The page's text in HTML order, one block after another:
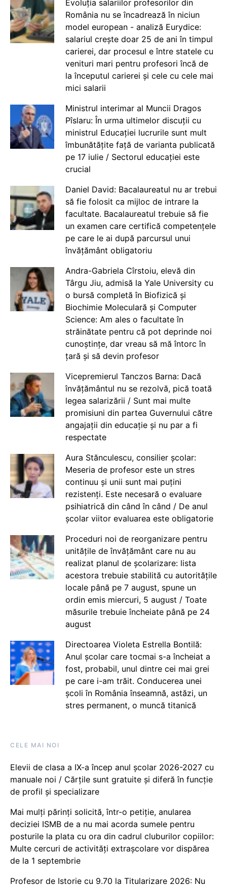
Evoluția salariilor profesorilor din
România nu se încadrează în niciun
model european - analiză Eurydice:
salariul crește doar 25 de ani în timpul
carierei, dar procesul e între statele cu
venituri mari pentru profesori încă de
la începutul carierei și cele cu cele mai
mici salarii
Ministrul interimar al Muncii Dragos
Pîslaru: În urma ultimelor discuții cu
ministrul Educației lucrurile sunt mult
îmbunătățite față de varianta publicată
pe 17 iulie / Sectorul educației este
crucial
Daniel David: Bacalaureatul nu ar trebui
să fie folosit ca mijloc de intrare la
facultate. Bacalaureatul trebuie să fie
un examen care certifică competențele
pe care le ai după parcursul unui
învățământ obligatoriu
Andra-Gabriela Cîrstoiu, elevă din
Târgu Jiu, admisă la Yale University cu
o bursă completă în Biofizică și
Biochimie Moleculară și Computer
Science: Am ales o facultate în
străinătate pentru că pot deprinde noi
cunoștințe, dar vreau să mă întorc în
țară și să devin profesor
Vicepremierul Tanczos Barna: Dacă
învățământul nu se rezolvă, pică toată
legea salarizării / Sunt mai multe
promisiuni din partea Guvernului către
angajații din educație și nu par a fi
respectate
Aura Stănculescu, consilier școlar:
Meseria de profesor este un stres
continuu și unii sunt mai puțini
rezistenți. Este necesară o evaluare
psihiatrică din când în când / De anul
școlar viitor evaluarea este obligatorie
Proceduri noi de reorganizare pentru
unitățile de învățământ care nu au
realizat planul de școlarizare: lista
acestora trebuie stabilită cu autoritățile
locale până pe 7 august, spune un
ordin emis miercuri, 5 august / Toate
măsurile trebuie încheiate până pe 24
august
Directoarea Violeta Estrella Bontilă:
Anul școlar care tocmai s-a încheiat a
fost, probabil, unul dintre cei mai grei
pe care i-am trăit. Conducerea unei
școli în România înseamnă, astăzi, un
stres permanent, o muncă titanică
CELE MAI NOI
Elevii de clasa a IX-a încep anul școlar 2026-2027 cu
manuale noi / Cărțile sunt gratuite și diferă în funcție
de profil și specializare
Mai mulți părinți solicită, într-o petiție, anularea
deciziei ISMB de a nu mai acorda sumele pentru
posturile la plata cu ora din cadrul cluburilor copiilor:
Multe cercuri de activități extrașcolare vor dispărea
de la 1 septembrie
Profesor de Istorie cu 9.70 la Titularizare 2026: Nu